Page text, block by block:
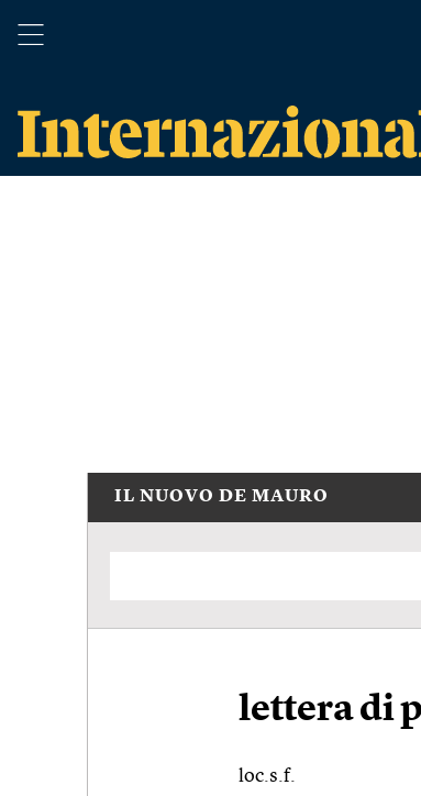
IL NUOVO DE MAURO
lettera di
loc.s.f.